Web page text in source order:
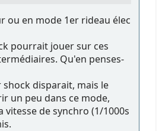
ou en mode 1er rideau élec
pourrait jouer sur ces
Qu'en penses-
shock disparait, mais le
un peu dans ce mode,
vitesse de synchro (1/1000s